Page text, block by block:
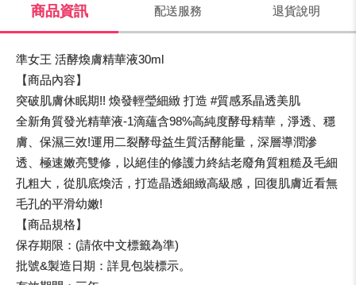
商品資訊 配送服務 退貨說明
準女王 活酵煥膚精華液30ml
【商品內容】
突破肌膚休眠期!! 煥發輕瑩細緻 打造 #質感系晶透美肌
全新角質發光精華液-1滴蘊含98%高純度酵母精華，淨透、穩
膚、保濕三效!運用二裂酵母益生質活酵能量，深層導潤滲
透、極速嫩亮雙修，以絕佳的修護力終結老廢角質粗糙及毛細
孔粗大，從肌底煥活，打造晶透細緻高級感，回復肌膚近看無
毛孔的平滑幼嫩!
【商品規格】
保存期限：(請依中文標籤為準)
批號&製造日期：詳見包裝標示。